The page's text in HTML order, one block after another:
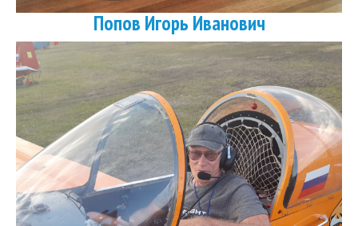
Попов Игорь Иванович